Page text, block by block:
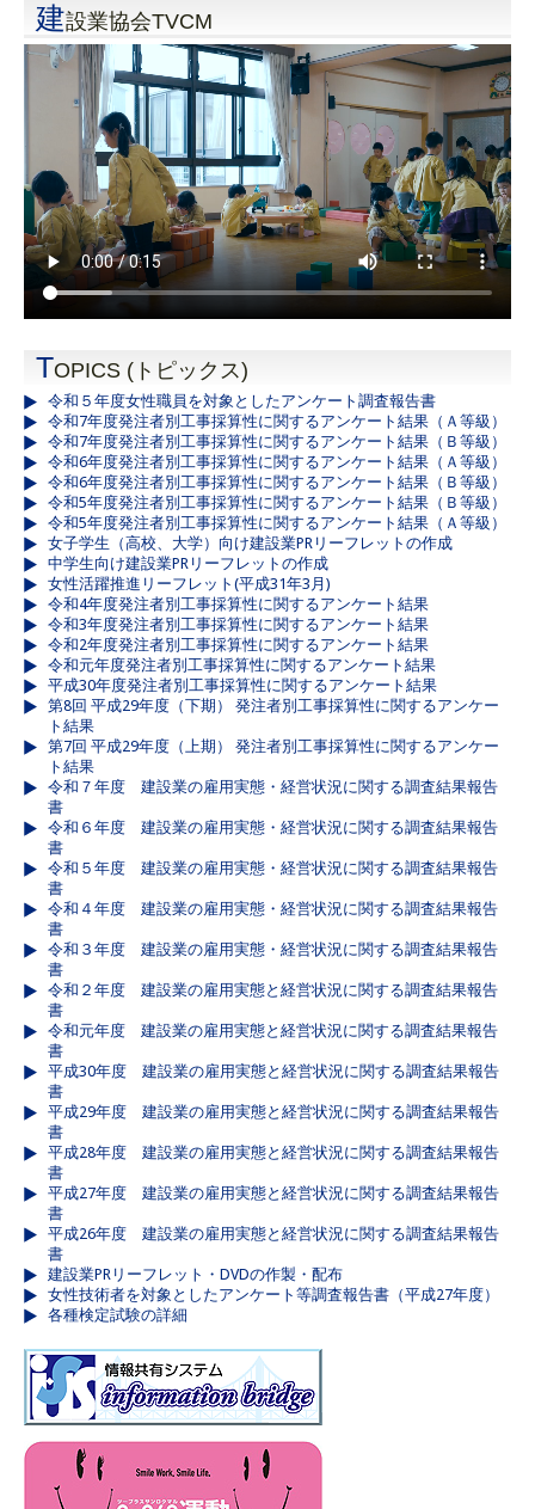
建設業協会TVCM
TOPICS (トピックス)
令和５年度女性職員を対象としたアンケート調査報告書
令和7年度発注者別工事採算性に関するアンケート結果（Ａ等級）
令和7年度発注者別工事採算性に関するアンケート結果（Ｂ等級）
令和6年度発注者別工事採算性に関するアンケート結果（Ａ等級）
令和6年度発注者別工事採算性に関するアンケート結果（Ｂ等級）
令和5年度発注者別工事採算性に関するアンケート結果（Ｂ等級）
令和5年度発注者別工事採算性に関するアンケート結果（Ａ等級）
女子学生（高校、大学）向け建設業PRリーフレットの作成
中学生向け建設業PRリーフレットの作成
女性活躍推進リーフレット(平成31年3月)
令和4年度発注者別工事採算性に関するアンケート結果
令和3年度発注者別工事採算性に関するアンケート結果
令和2年度発注者別工事採算性に関するアンケート結果
令和元年度発注者別工事採算性に関するアンケート結果
平成30年度発注者別工事採算性に関するアンケート結果
第8回 平成29年度（下期） 発注者別工事採算性に関するアンケー
ト結果
第7回 平成29年度（上期） 発注者別工事採算性に関するアンケー
ト結果
令和７年度 建設業の雇用実態・経営状況に関する調査結果報告
書
令和６年度 建設業の雇用実態・経営状況に関する調査結果報告
書
令和５年度 建設業の雇用実態・経営状況に関する調査結果報告
書
令和４年度 建設業の雇用実態・経営状況に関する調査結果報告
書
令和３年度 建設業の雇用実態・経営状況に関する調査結果報告
書
令和２年度 建設業の雇用実態と経営状況に関する調査結果報告
書
令和元年度 建設業の雇用実態と経営状況に関する調査結果報告
書
平成30年度 建設業の雇用実態と経営状況に関する調査結果報告
書
平成29年度 建設業の雇用実態と経営状況に関する調査結果報告
書
平成28年度 建設業の雇用実態と経営状況に関する調査結果報告
書
平成27年度 建設業の雇用実態と経営状況に関する調査結果報告
書
平成26年度 建設業の雇用実態と経営状況に関する調査結果報告
書
建設業PRリーフレット・DVDの作製・配布
女性技術者を対象としたアンケート等調査報告書（平成27年度）
各種検定試験の詳細